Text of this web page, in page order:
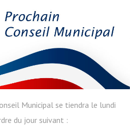
Municipal se tiendra le lundi
du jour suivant :